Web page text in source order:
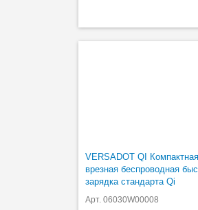
VERSADOT QI Компактная
врезная беспроводная
зарядка стандарта Qi
Арт. 06030W00008